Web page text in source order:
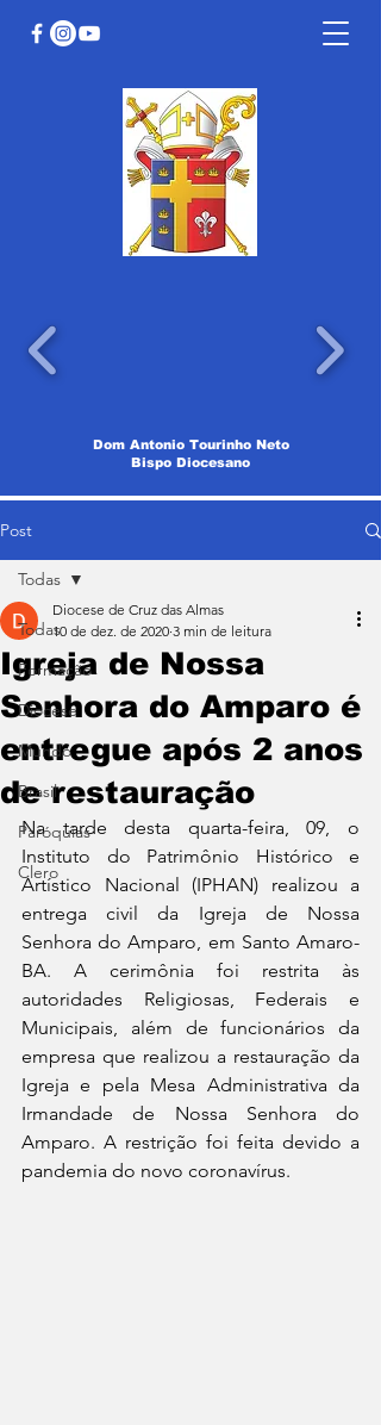
Dom Antonio Tourinho Neto
Bispo Diocesano
Post
Todas
Formação
Diocese
Mundo
Brasil
Paróquias
Clero
Todas
Igreja de Nossa
Senhora do Amparo é
entregue após 2 anos
de restauração
Diocese de Cruz das Almas
10 de dez. de 2020 3 min de leitura
Na tarde desta quarta-feira, 09, o
Instituto do Patrimônio Histórico e
Artístico Nacional (IPHAN) realizou a
entrega civil da Igreja de Nossa
Senhora do Amparo, em Santo Amaro-
BA. A cerimônia foi restrita às
autoridades Religiosas, Federais e
Municipais, além de funcionários da
empresa que realizou a restauração da
Igreja e pela Mesa Administrativa da
Irmandade de Nossa Senhora do
Amparo. A restrição foi feita devido a
pandemia do novo coronavírus.